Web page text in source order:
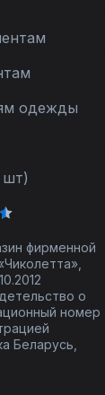
одежды
шт)
фирменной
о
номер
Беларусь,